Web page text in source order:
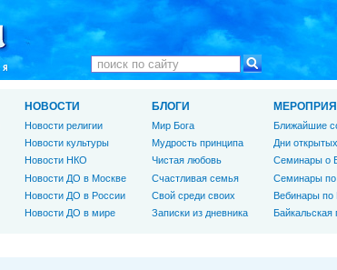
НОВОСТИ
Новости религии
Новости культуры
Новости НКО
Новости ДО в Москве
Новости ДО в России
Новости ДО в мире
БЛОГИ
Мир Бога
Мудрость принципа
Чистая любовь
Счастливая семья
Свой среди своих
Записки из дневника
Ближайшие
Дни
Семинары о
Семинары
Вебинары по
Байкальская